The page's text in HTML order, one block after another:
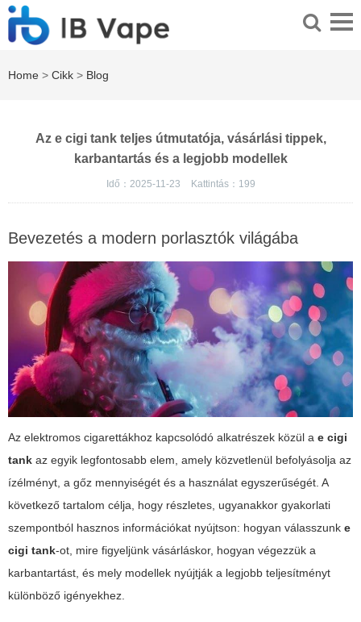
Home > Cikk > Blog
Az e cigi tank teljes útmutatója, vásárlási tippek,
karbantartás és a legjobb modellek
Idő：2025-11-23 Kattintás： 199
Bevezetés a modern porlasztók világába
Az elektromos cigarettákhoz kapcsolódó alkatrészek közül a e cigi
tank az egyik legfontosabb elem, amely közvetlenül befolyásolja az
ízélményt, a gőz mennyiségét és a használat egyszerűségét. A
következő tartalom célja, hogy részletes, ugyanakkor gyakorlati
szempontból hasznos információkat nyújtson: hogyan válasszunk e
cigi tank-ot, mire figyeljünk vásárláskor, hogyan végezzük a
karbantartást, és mely modellek nyújtják a legjobb teljesítményt
különböző igényekhez.